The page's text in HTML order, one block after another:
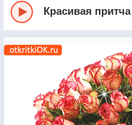
Красивая